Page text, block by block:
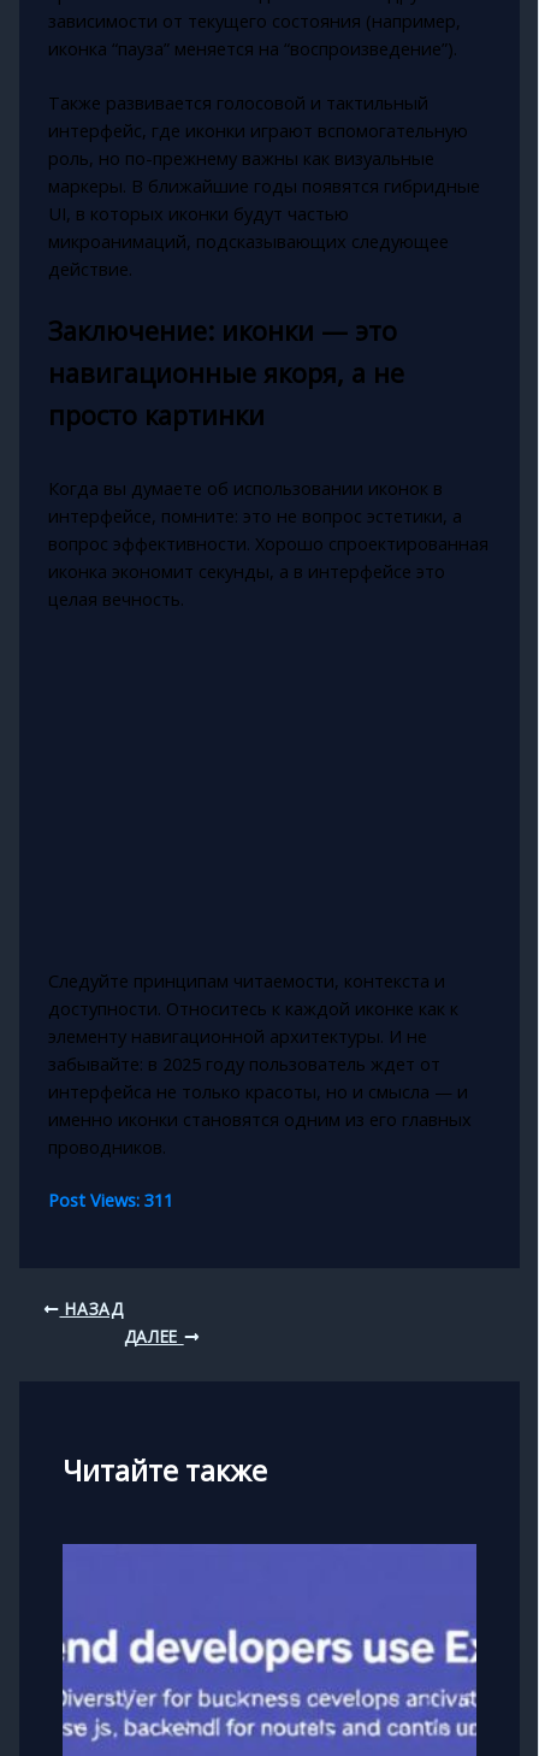
зависимости от текущего состояния (например,
иконка “пауза” меняется на “воспроизведение”).
Также развивается голосовой и тактильный
интерфейс, где иконки играют вспомогательную
роль, но по-прежнему важны как визуальные
маркеры. В ближайшие годы появятся гибридные
UI, в которых иконки будут частью
микроанимаций, подсказывающих следующее
действие.
Заключение: иконки — это
навигационные якоря, а не
просто картинки
Когда вы думаете об использовании иконок в
интерфейсе, помните: это не вопрос эстетики, а
вопрос эффективности. Хорошо спроектированная
иконка экономит секунды, а в интерфейсе это
целая вечность.
Следуйте принципам читаемости, контекста и
доступности. Относитесь к каждой иконке как к
элементу навигационной архитектуры. И не
забывайте: в 2025 году пользователь ждет от
интерфейса не только красоты, но и смысла — и
именно иконки становятся одним из его главных
проводников.
Post Views: 311
НАЗАД
ДАЛЕЕ
Читайте также